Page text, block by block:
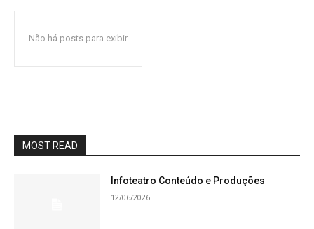
Não há posts para exibir
MOST READ
Infoteatro Conteúdo e Produções
12/06/2026